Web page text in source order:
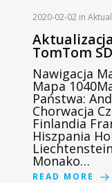
2020-02-02in
TomTom
Nawigacja
Mapa
Państwa:
Chorwacja
Finlandia
Hiszpania
Monako…
READ MORE